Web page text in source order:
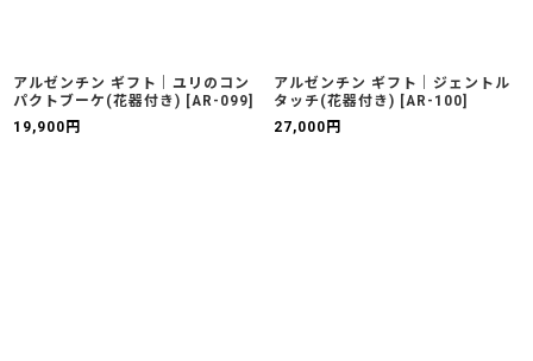
アルゼンチン ギフト｜ユリのコン
パクトブーケ(花器付き) [AR-099]
19,900 円
アルゼンチン ギフト｜ジェントル
タッチ(花器付き) [AR-100]
27,000 円